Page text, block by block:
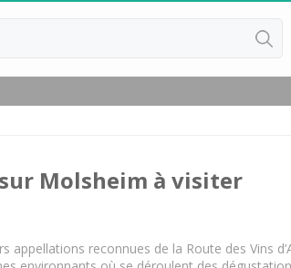
Séjour oenologique Beaune
Séjour oenologique Bourgogne
Séjour oenologique Champagne
Molsheim à visiter
reconnues de la Route des Vins